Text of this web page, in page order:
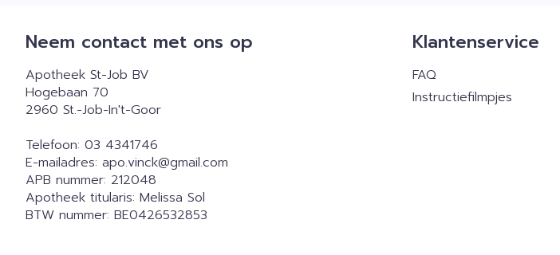
Neem contact met ons op
Apotheek St-Job BV
Hogebaan 70
2960 St.-Job-In't-Goor
Telefoon: 03 4341746
E-mailadres: apo.vinck@gmail.com
APB nummer: 212048
Apotheek titularis: Melissa Sol
BTW nummer: BE0426532853
Klantenservice
FAQ
Instructiefilmpjes